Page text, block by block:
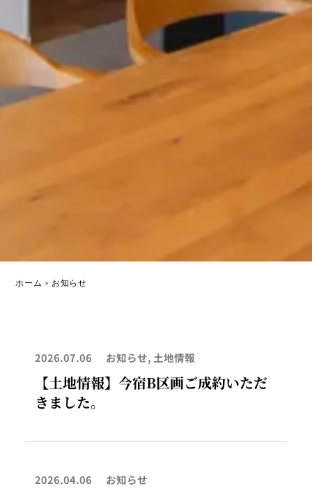
ホーム » お知らせ
2026.07.06 お知らせ, 土地情報
【土地情報】今宿B区画ご成約いただ
きました。
2026.04.06 お知らせ
ー
ー
ー